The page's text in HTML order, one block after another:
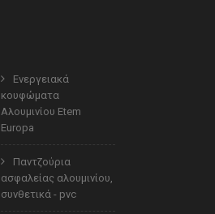
Ενεργειακά
κουφώματα
Αλουμινίου Etem
Europa
Παντζούρια
ασφαλείας αλουμινίου,
συνθετικά - pvc